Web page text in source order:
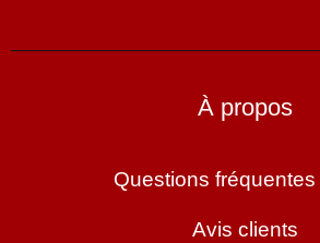
À propos
Questions fréquentes
Avis clients